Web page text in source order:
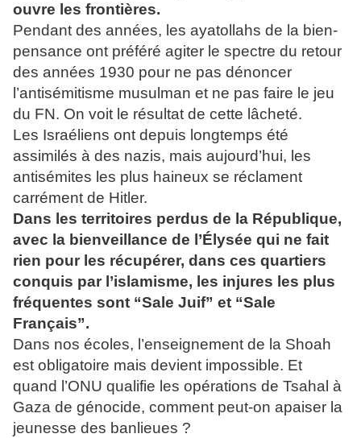
ouvre les frontières.
Pendant des années, les ayatollahs de la bien-
pensance ont préféré agiter le spectre du retour
des années 1930 pour ne pas dénoncer
l’antisémitisme musulman et ne pas faire le jeu
du FN. On voit le résultat de cette lâcheté.
Les Israéliens ont depuis longtemps été
assimilés à des nazis, mais aujourd’hui, les
antisémites les plus haineux se réclament
carrément de Hitler.
Dans les territoires perdus de la République,
avec la bienveillance de l’Élysée qui ne fait
rien pour les récupérer, dans ces quartiers
conquis par l’islamisme, les injures les plus
fréquentes sont “Sale Juif” et “Sale
Français”.
Dans nos écoles, l’enseignement de la Shoah
est obligatoire mais devient impossible. Et
quand l’ONU qualifie les opérations de Tsahal à
Gaza de génocide, comment peut-on apaiser la
jeunesse des banlieues ?